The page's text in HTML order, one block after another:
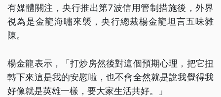
有媒體關注，央行推出第7波信用管制措施後，外界
視為是金龍海嘯來襲，央行總裁楊金龍坦言五味雜
陳。
楊金龍表示，「打炒房然後對這個預期心理，把它扭
轉下來這是我的安慰啦，也不會全然就是說我覺得我
好像就是英雄一樣，要大家生活共好。」